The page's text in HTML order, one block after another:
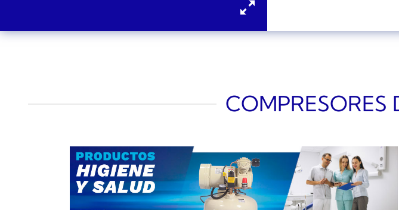
COMPRESORES